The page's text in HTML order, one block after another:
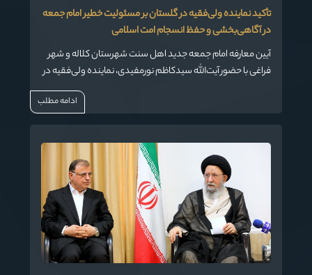
تأکید نماینده ولی‌فقیه در گلستان بر مسئولیت خطیر امام جمعه
در آگاهی‌بخشی و حفظ انسجام امت اسلامی
آیین معارفه امام جمعه جدید اهل سنت شهرستان کلاله و شهر
فراغی با حضور آیت‌الله سیدکاظم نورمفیدی، نماینده ولی‌فقیه در
ادامه مطلب